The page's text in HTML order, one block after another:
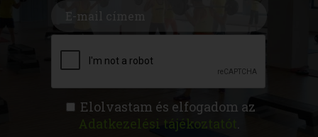
Elolvastam és elfogadom az
Adatkezelési tájékoztatót .
FITNESS AKADÉMIA